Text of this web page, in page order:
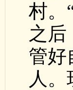
村。
之
管好
人。